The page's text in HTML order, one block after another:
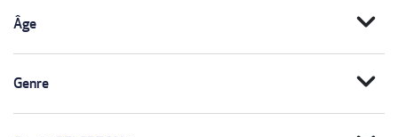
Âge expand_more
Genre expand_more